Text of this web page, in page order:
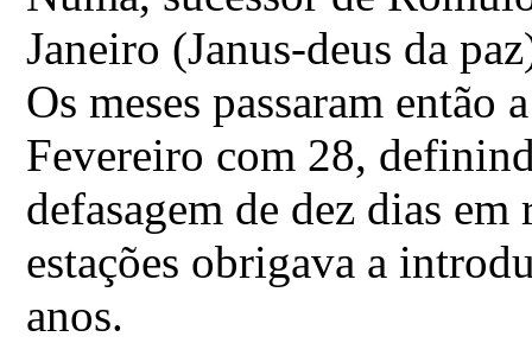
Janeiro (Janus-deus da
Os meses passaram
Fevereiro com 28,
defasagem de dez dias
estações obrigava a
anos.